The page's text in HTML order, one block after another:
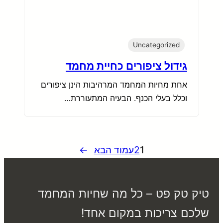
Uncategorized
גידול ציפורים כחיית מחמד
אחת מחיות המחמד המרהיבות הינן ציפורים
וכלל בעלי הכנף. הבעיה המתעוררת…
1
2עמוד הבא →
טיק טק פט – כל מה שחיות המחמד
שלכם צריכות במקום אחד!